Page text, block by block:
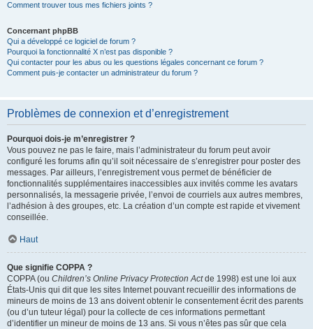
Comment trouver tous mes fichiers joints ?
Concernant phpBB
Qui a développé ce logiciel de forum ?
Pourquoi la fonctionnalité X n’est pas disponible ?
Qui contacter pour les abus ou les questions légales concernant ce forum ?
Comment puis-je contacter un administrateur du forum ?
Problèmes de connexion et d’enregistrement
Pourquoi dois-je m’enregistrer ?
Vous pouvez ne pas le faire, mais l’administrateur du forum peut avoir
configuré les forums afin qu’il soit nécessaire de s’enregistrer pour poster des
messages. Par ailleurs, l’enregistrement vous permet de bénéficier de
fonctionnalités supplémentaires inaccessibles aux invités comme les avatars
personnalisés, la messagerie privée, l’envoi de courriels aux autres membres,
l’adhésion à des groupes, etc. La création d’un compte est rapide et vivement
conseillée.
Haut
Que signifie COPPA ?
COPPA (ou Children’s Online Privacy Protection Actde 1998) est une loi aux
États-Unis qui dit que les sites Internet pouvant recueillir des informations de
mineurs de moins de 13 ans doivent obtenir le consentement écrit des parents
(ou d’un tuteur légal) pour la collecte de ces informations permettant
d’identifier un mineur de moins de 13 ans. Si vous n’êtes pas sûr que cela